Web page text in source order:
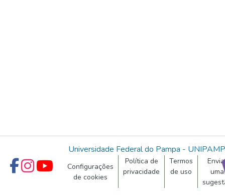
Universidade Federal do Pampa -
Configurações
de cookies
Política de
privacidade
Termos
de uso
uma